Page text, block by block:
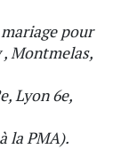
pour
, Montmelas,
Lyon 6e,
la PMA).